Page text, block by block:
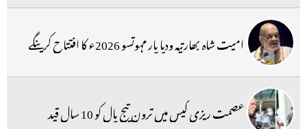
امیت شاہ بھارتیہ ودیا پار مہوتسو 2026ء کا افتتاح کرینگے
عصمت ریزی کیس میں ترون تیج پال کو 10 سال قید